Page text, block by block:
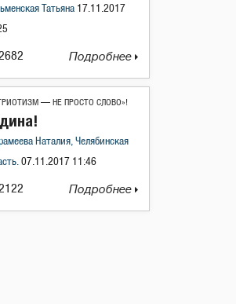
Татьяна 17.11.2017
Подробнее
— НЕ ПРОСТО СЛОВО»!
Наталия, Челябинская
07.11.2017 11:46
Подробнее